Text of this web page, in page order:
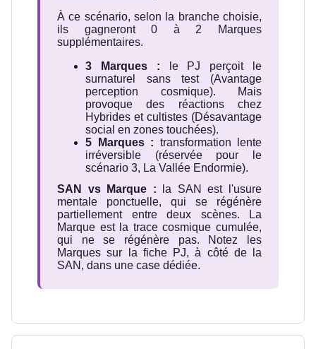
À ce scénario, selon la branche choisie,
ils gagneront 0 à 2 Marques
supplémentaires.
3 Marques : le PJ perçoit le
surnaturel sans test (Avantage
perception cosmique). Mais
provoque des réactions chez
Hybrides et cultistes (Désavantage
social en zones touchées).
5 Marques : transformation lente
irréversible (réservée pour le
scénario 3, La Vallée Endormie).
SAN vs Marque : la SAN est l'usure
mentale ponctuelle, qui se régénère
partiellement entre deux scènes. La
Marque est la trace cosmique cumulée,
qui ne se régénère pas. Notez les
Marques sur la fiche PJ, à côté de la
SAN, dans une case dédiée.